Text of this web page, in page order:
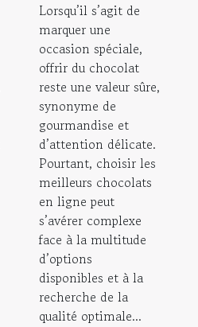
Lorsqu’il s’agit de
marquer une
occasion spéciale,
offrir du chocolat
reste une valeur sûre,
synonyme de
gourmandise et
d’attention délicate.
Pourtant, choisir les
meilleurs chocolats
en ligne peut
s’avérer complexe
face à la multitude
d’options
disponibles et à la
recherche de la
qualité optimale...